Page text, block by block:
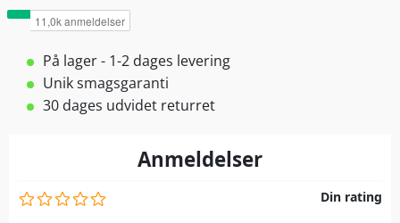
På lager - 1-2 dages levering
Unik smagsgaranti
30 dages udvidet returret
Anmeldelser
Din rating